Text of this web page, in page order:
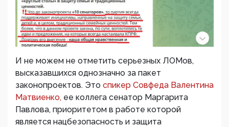
И не можем не отметить серьезных ЛОМов,
высказавшихся однозначно за пакет
законопроектов. Это спикер Совфеда Валентина
Матвиенко, ее коллега сенатор Маргарита
Павлова, приоритетом в работе которой
является нацбезопасность и защита